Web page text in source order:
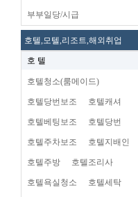
부부일당/시급
호텔,모텔,리조트,해외취업
호 텔
호텔청소(룸메이드)
호텔당번보조 호텔캐셔
호텔베팅보조 호텔당번
호텔주차보조 호텔지배인
호텔주방 호텔조리사
호텔욕실청소 호텔세탁